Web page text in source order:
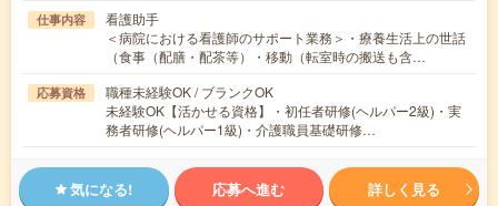
仕事内容
看護助手
＜病院における看護師のサポート業務＞・療養生活上の世話
（食事（配膳・配茶等）・移動（転室時の搬送も含…
応募資格
職種未経験OK / ブランクOK
未経験OK【活かせる資格】・初任者研修(ヘルパー2級)・実
務者研修(ヘルパー1級)・介護職員基礎研修…
気になる! 応募へ進む 詳しく見る